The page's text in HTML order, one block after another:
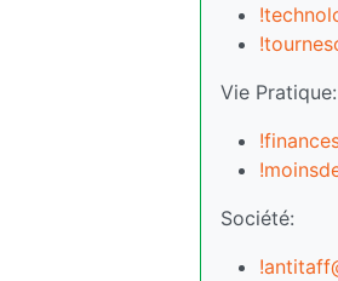
Vie Pratique:
Société: